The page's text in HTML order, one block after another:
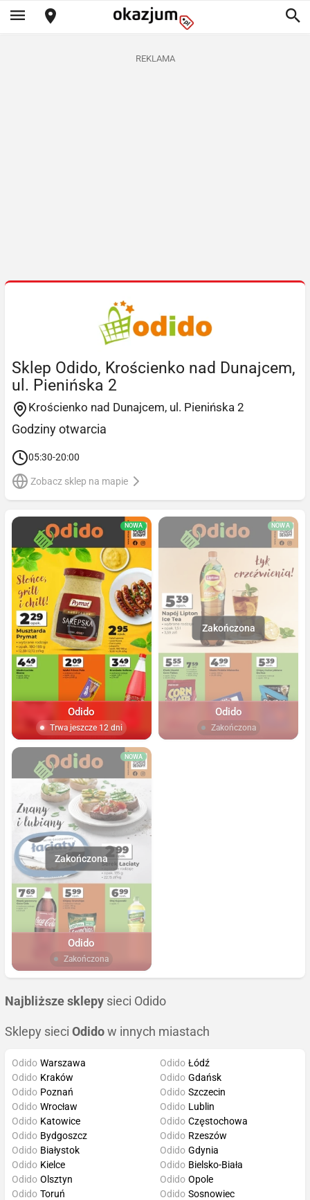
REKLAMA
Sklep Odido, Krościenko nad Dunajcem,
ul. Pienińska 2
Krościenko nad Dunajcem, ul. Pienińska 2
Godziny otwarcia
05:30-20:00
Zobacz sklep na mapie
NOWA
Odido
Trwa jeszcze 12 dni
NOWA
Odido
Zakończona
NOWA
Odido
Zakończona
Najbliższe sklepy sieci Odido
Sklepy sieci Odido w innych miastach
Odido Warszawa
Odido Kraków
Odido Poznań
Odido Wrocław
Odido Łódź
Odido Gdańsk
Odido Szczecin
Odido Lublin
Odido Katowice
Odido Bydgoszcz
Odido Białystok
Odido Kielce
Odido Częstochowa
Odido Rzeszów
Odido Gdynia
Odido Bielsko-Biała
Odido Olsztyn
Odido Toruń
Odido Opole
Odido Sosnowiec